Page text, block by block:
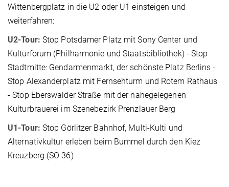
Wittenbergplatz in die U2 oder U1 einsteigen und
weiterfahren:
U2-Tour: Stop Potsdamer Platz mit Sony Center und
Kulturforum (Philharmonie und Staatsbibliothek) - Stop
Stadtmitte: Gendarmenmarkt, der schönste Platz Berlins -
Stop Alexanderplatz mit Fernsehturm und Rotem Rathaus
- Stop Eberswalder Straße mit der nahegelegenen
Kulturbrauerei im Szenebezirk Prenzlauer Berg
U1-Tour: Stop Görlitzer Bahnhof, Multi-Kulti und
Alternativkultur erleben beim Bummel durch den Kiez
Kreuzberg (SO 36)